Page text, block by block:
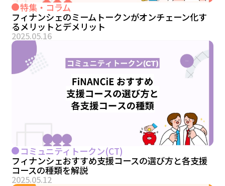
特集・コラム
フィナンシェのミームトークンがオンチェーン化す
るメリットとデメリット
2025.05.16
コミュニティトークン(CT)
フィナンシェおすすめ支援コースの選び方と各支援
コースの種類を解説
2025.05.12